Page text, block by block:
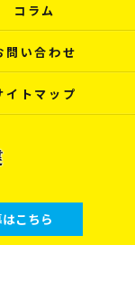
こちら
コラム
問い合わせ
イトマップ
RIGHTS RESERVED.